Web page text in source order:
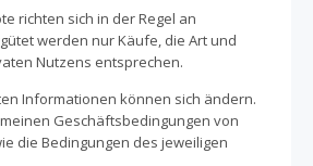
richten sich in der Regel an
werden nur Käufe, die Art und
Nutzens entsprechen.
Informationen können sich ändern.
Geschäftsbedingungen von
die Bedingungen des jeweiligen